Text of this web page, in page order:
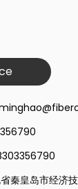
秦皇岛市经济